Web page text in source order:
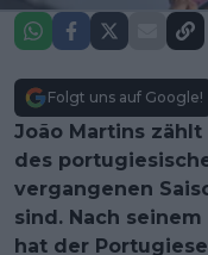
Folgt uns auf Google!
João Martins
des
vergangenen
sind. Nach
hat der